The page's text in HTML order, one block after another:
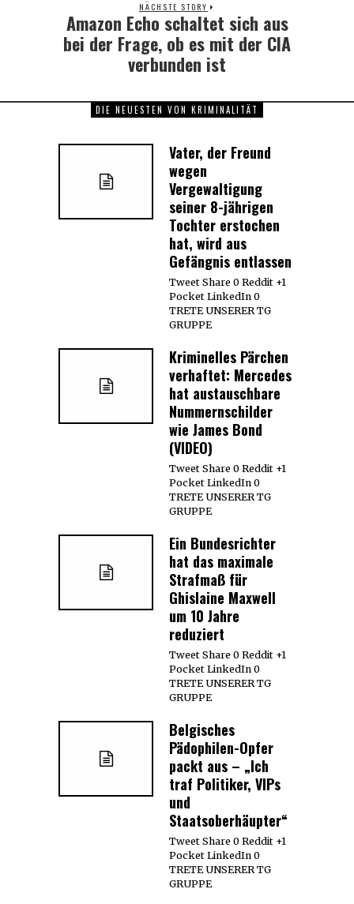
NÄCHSTE STORY
Next
post:
Amazon Echo schaltet sich aus
bei der Frage, ob es mit der CIA
verbunden ist
DIE NEUESTEN VON KRIMINALITÄT
Vater, der Freund
wegen
Vergewaltigung
seiner 8-jährigen
Tochter erstochen
hat, wird aus
Gefängnis entlassen
Tweet Share 0 Reddit +1
Pocket LinkedIn 0
TRETE UNSERER TG
GRUPPE
Kriminelles Pärchen
verhaftet: Mercedes
hat austauschbare
Nummernschilder
wie James Bond
(VIDEO)
Tweet Share 0 Reddit +1
Pocket LinkedIn 0
TRETE UNSERER TG
GRUPPE
Ein Bundesrichter
hat das maximale
Strafmaß für
Ghislaine Maxwell
um 10 Jahre
reduziert
Tweet Share 0 Reddit +1
Pocket LinkedIn 0
TRETE UNSERER TG
GRUPPE
Belgisches
Pädophilen-Opfer
packt aus – „Ich
traf Politiker, VIPs
und
Staatsoberhäupter“
Tweet Share 0 Reddit +1
Pocket LinkedIn 0
TRETE UNSERER TG
GRUPPE